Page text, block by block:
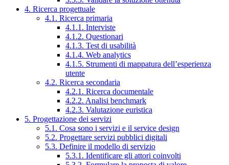
4. Ricerca progettuale
4.1. Ricerca primaria
4.1.1. Interviste
4.1.2. Questionari
4.1.3. Test di usabilità
4.1.4. Web analytics
4.1.5. Strumenti di mappatura dell’esperienza
utente
4.2. Ricerca secondaria
4.2.1. Ricerca documentale
4.2.2. Analisi benchmark
4.2.3. Valutazione euristica
5. Progettazione dei servizi
5.1. Cosa sono i servizi e il service design
5.2. Progettare servizi pubblici digitali
5.3. Definire il modello di servizio
5.3.1. Identificare gli attori coinvolti